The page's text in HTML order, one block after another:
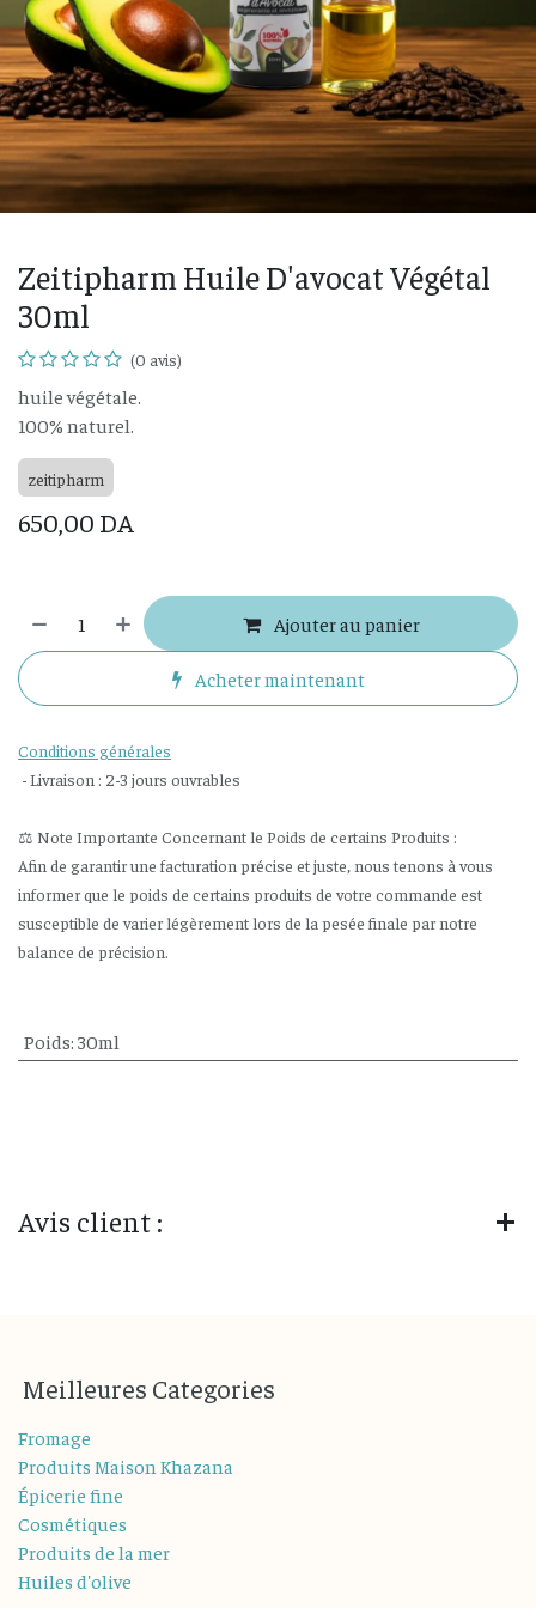
Zeitipharm Huile D'avocat Végétal
30ml
(0 avis)
huile végétale.
100% naturel.
zeitipharm
650,00 DA
Ajouter au panier
Acheter maintenant
Conditions générales
- Livraison : 2-3 jours ouvrables
⚖️ Note Importante Concernant le Poids de certains Produits :
Afin de garantir une facturation précise et juste, nous tenons à vous
informer que le poids de certains produits de votre commande est
susceptible de varier légèrement lors de la pesée finale par notre
balance de précision.
Poids: 30ml
Avis client :
Meilleures Categories
Fromage
Produits Maison Khazana
Épicerie fine
Cosmétiques
Produits de la mer
Huiles d'olive